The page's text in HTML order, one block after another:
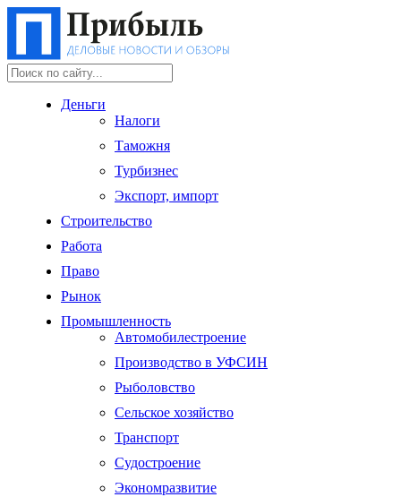
Деньги
Налоги
Таможня
Турбизнес
Экспорт, импорт
Строительство
Работа
Право
Рынок
Промышленность
Автомобилестроение
Производство в УФСИН
Рыболовство
Сельское хозяйство
Транспорт
Судостроение
Экономразвитие